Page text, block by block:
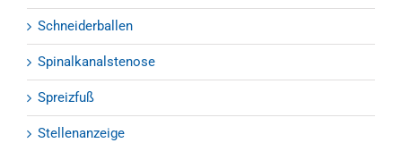
Schneiderballen
Spinalkanalstenose
Spreizfuß
Stellenanzeige